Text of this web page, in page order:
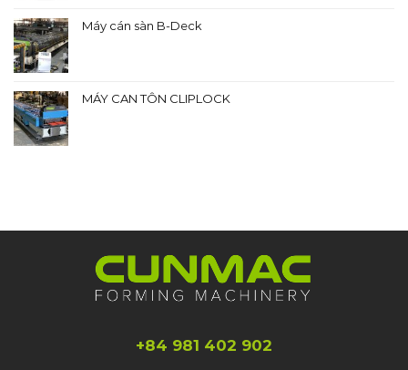
Máy cán sàn B-Deck
MÁY CAN TÔN CLIPLOCK
+84 981 402 902